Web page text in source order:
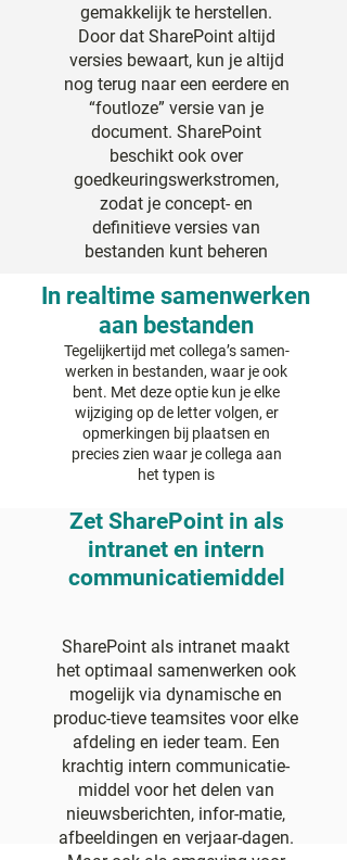
gemakkelijk te herstellen.
Door dat SharePoint altijd
versies bewaart, kun je altijd
nog terug naar een eerdere en
“foutloze” versie van je
document. SharePoint
beschikt ook over
goedkeuringswerkstromen,
zodat je concept- en
definitieve versies van
bestanden kunt beheren
In realtime samenwerken
aan bestanden
Tegelijkertijd met collega’s samen-
werken in bestanden, waar je ook
bent. Met deze optie kun je elke
wijziging op de letter volgen, er
opmerkingen bij plaatsen en
precies zien waar je collega aan
het typen is
Zet SharePoint in als
intranet en intern
communicatiemiddel
SharePoint als intranet maakt
het optimaal samenwerken ook
mogelijk via dynamische en
produc-tieve teamsites voor elke
afdeling en ieder team. Een
krachtig intern communicatie-
middel voor het delen van
nieuwsberichten, infor-matie,
afbeeldingen en verjaar-dagen.